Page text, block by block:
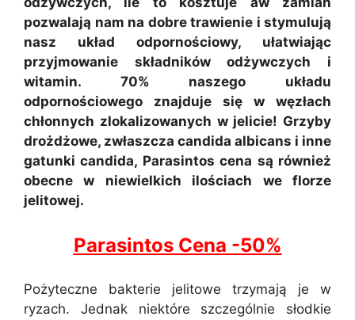
pozwalają nam na dobre trawienie i stymulują
nasz układ odpornościowy, ułatwiając
przyjmowanie składników odżywczych i
witamin. 70% naszego układu
odpornościowego znajduje się w węzłach
chłonnych zlokalizowanych w jelicie! Grzyby
drożdżowe, zwłaszcza candida albicans i inne
gatunki candida, Parasintos cena są również
obecne w niewielkich ilościach we florze
jelitowej.
Parasintos Cena -50%
Pożyteczne bakterie jelitowe trzymają je w
ryzach. Jednak niektóre szczególnie słodkie